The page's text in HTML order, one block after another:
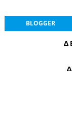
BLOGGER